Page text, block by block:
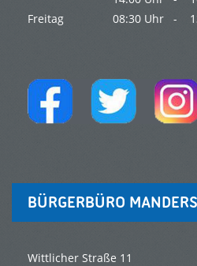
Freitag
08:30 Uhr -
BÜRGERBÜRO
Wittlicher Straße 11